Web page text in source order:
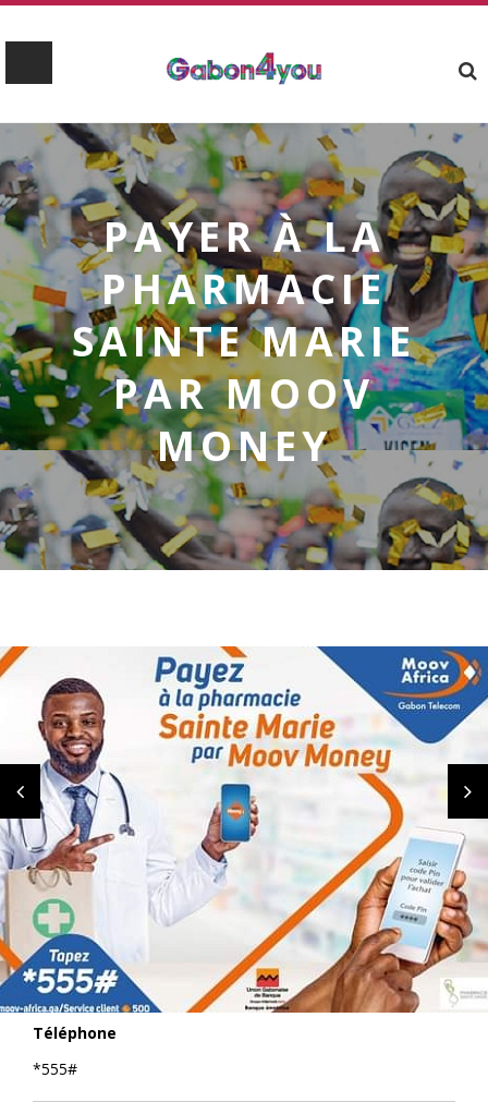
PAYER À LA
PHARMACIE
SAINTE MARIE
PAR MOOV
MONEY
Téléphone
*555#